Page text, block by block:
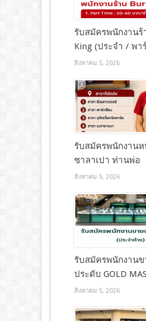
รับสมัครพนักงานร้
King (ประจำ / พา
สิงหาคม 5, 2026
รับสมัครพนักงาน
ซาลาเปา ท่านพ่อ
สิงหาคม 5, 2026
รับสมัครพนักงานข
ประดับ GOLD
สิงหาคม 5, 2026